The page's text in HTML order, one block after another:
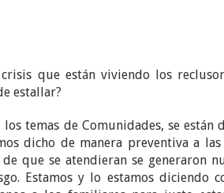
que están viviendo los
estallar?
temas de Comunidades, se están
dicho de manera preventiva a
que se atendieran se generaron
Estamos y lo estamos diciendo